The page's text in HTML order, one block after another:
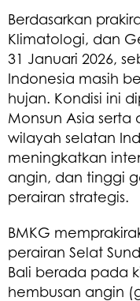
Berdasarkan
Klimatologi, dan
31 Januari 2026,
Indonesia masih
hujan. Kondisi ini
Monsun Asia
wilayah selatan
meningkatkan
angin, dan tinggi
perairan strategis.
BMKG
perairan Selat
Bali berada pada
hembusan angin